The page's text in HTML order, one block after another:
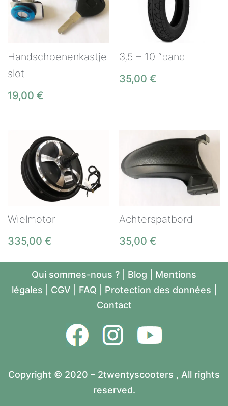
Handschoenenkastje
slot
19,00 €
3,5 – 10 “band
35,00 €
Wielmotor
335,00 €
Achterspatbord
35,00 €
Qui sommes-nous ? Blog
Mentions
légales
CGV FAQ Protection des données
Contact
Copyright © 2020 – 2twentyscooters , All rights
reserved.